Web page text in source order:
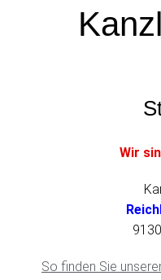
Wir
So finden Sie